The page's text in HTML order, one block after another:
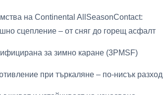
на Continental AllSeasonContact:
сцепление – от сняг до горещ асфалт
за зимно каране (3PMSF)
при търкаляне – по-нисък разход